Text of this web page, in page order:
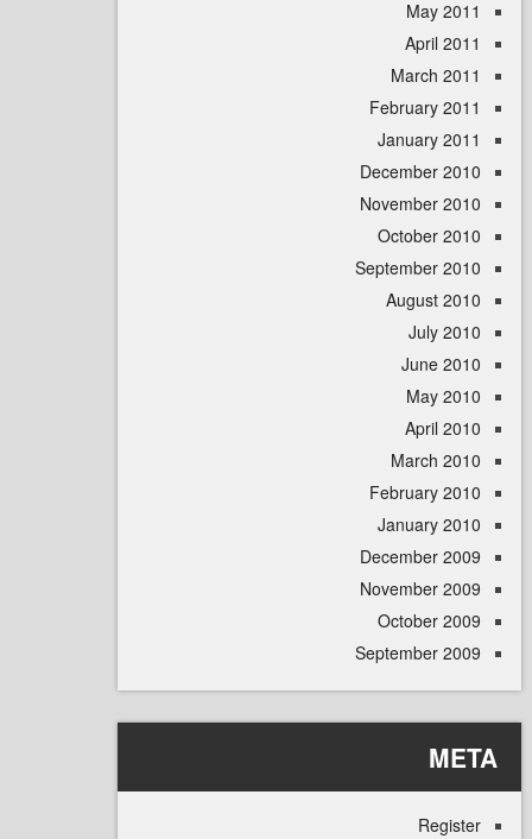
May
April
March
February
January
December
November
October
September
August
July
June
May
April
March
February
January
December
November
October
September